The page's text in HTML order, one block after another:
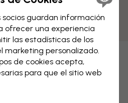
guardan información
ofrecer una experiencia
las estadísticas de los
marketing personalizado.
de cookies acepta,
para que el sitio web